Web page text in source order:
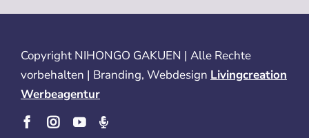
Copyright NIHONGO GAKUEN | Alle Rechte
vorbehalten | Branding, Webdesign Livingcreation
Werbeagentur